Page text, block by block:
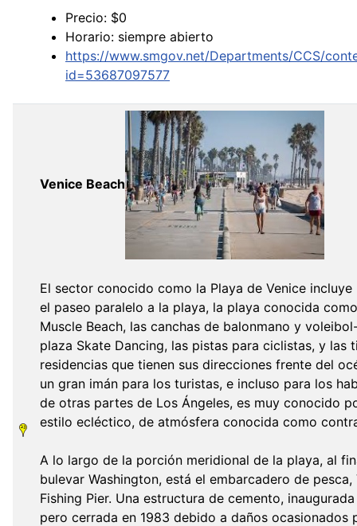
Precio: $0
Horario: siempre abierto
https://www.smgov.net/Departments/CCS/
id=53687097577
Venice Beach
El sector conocido como la Playa de Venice incluye
el paseo paralelo a la playa, la playa conocida
Muscle Beach, las canchas de balonmano y
plaza Skate Dancing, las pistas para ciclistas, y las
residencias que tienen sus direcciones frente del
un gran imán para los turistas, e incluso para los
de otras partes de Los Ángeles, es muy conocido
estilo ecléctico, de atmósfera conocida como
A lo largo de la porción meridional de la playa, al
bulevar Washington, está el embarcadero de pesca,
Fishing Pier. Una estructura de cemento,
pero cerrada en 1983 debido a daños ocasionados